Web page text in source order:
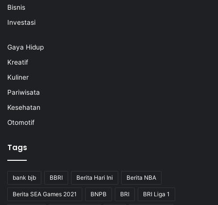
Bisnis
Investasi
Gaya Hidup
Kreatif
Kuliner
Pariwisata
Kesehatan
Otomotif
Tags
bank bjb BBRI Berita Hari Ini Berita NBA
Berita SEA Games 2021 BNPB BRI BRI Liga 1